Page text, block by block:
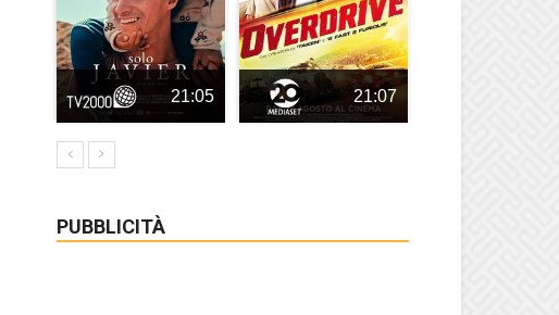
21:05 21:07
PUBBLICITÀ